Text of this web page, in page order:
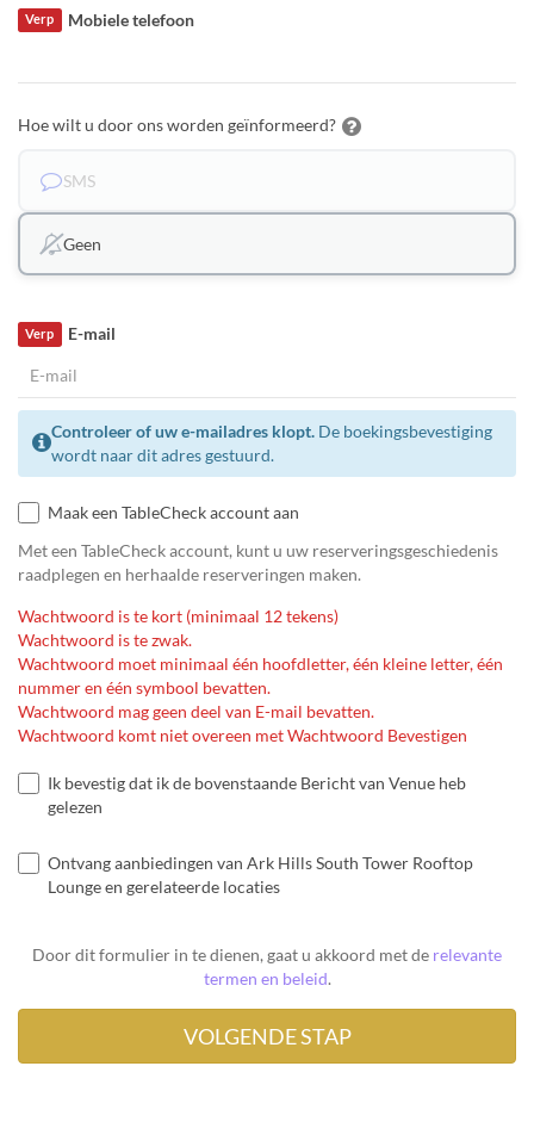
Mobiele telefoon
Verp
Hoe wilt u door ons worden geïnformeerd?
SMS
Geen
E-mail
Verp
Controleer of uw e-mailadres klopt. De boekingsbevestiging
wordt naar dit adres gestuurd.
Maak een TableCheck account aan
Met een TableCheck account, kunt u uw reserveringsgeschiedenis
raadplegen en herhaalde reserveringen maken.
Wachtwoord is te kort (minimaal 12 tekens)
Wachtwoord is te zwak.
Wachtwoord moet minimaal één hoofdletter, één kleine letter, één
nummer en één symbool bevatten.
Wachtwoord mag geen deel van E-mail bevatten.
Wachtwoord komt niet overeen met Wachtwoord Bevestigen
Ik bevestig dat ik de bovenstaande Bericht van Venue heb
gelezen
Ontvang aanbiedingen van Ark Hills South Tower Rooftop
Lounge en gerelateerde locaties
Door dit formulier in te dienen, gaat u akkoord met de relevante
termen en beleid.